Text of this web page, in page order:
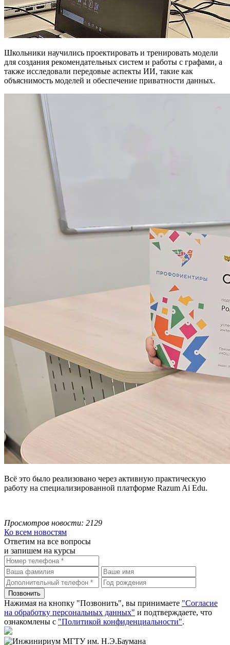
Школьники научились проектировать и тренировать модели
для создания рекомендательных систем и работы с графами, а
также исследовали передовые аспекты ИИ, такие как
объяснимость моделей и обеспечение приватности данных.
Всё это было реализовано через активную практическую
работу на специализированной платформе Razum Ai Edu.
Просмотров новости: 2129
Ко всем новостям
Ответим на все вопросы
и запишем на курсы
Нажимая на кнопку "Позвонить", вы принимаете "Согласие
на обработку персональных данных" и подтверждаете, что
ознакомлены с "Политикой конфиденциальности".